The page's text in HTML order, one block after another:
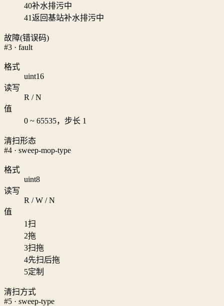
40补水排污中
41返回基站补水排污中
故障(错误码)
#3 · fault
格式
uint16
读写
R / N
值
0 ~ 65535，步长 1
清扫形态
#4 · sweep-mop-type
格式
uint8
读写
R / W / N
值
1扫
2拖
3扫拖
4先扫后拖
5定制
清扫方式
#5 · sweep-type